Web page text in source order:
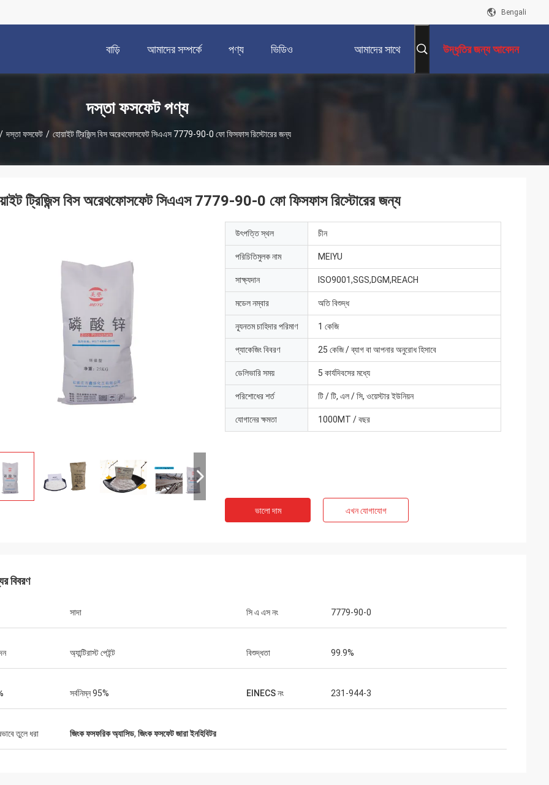
Bengali
বাড়ি আমাদের সম্পর্কে পণ্য ভিডিও আমাদের সাথে উদ্ধৃতির জন্য আবেদন
দস্তা ফসফেট পণ্য
/ দস্তা ফসফেট / হোয়াইট ট্রিজিন্স বিস অরেথফোসফেট সিএএস 7779-90-0 ফো ফিসফাস রিস্টোরের জন্য
ট্রিজিন্স বিস অরেথফোসফেট সিএএস 7779-90-0 ফো ফিসফাস রিস্টোরের জন্য
উৎপত্তি স্থল চীন
পরিচিতিমুলক নাম MEIYU
সাক্ষ্যদান ISO9001,SGS,DGM,REACH
মডেল নম্বার অতি বিশুদ্ধ
ন্যূনতম চাহিদার পরিমাণ 1 কেজি
প্যাকেজিং বিবরণ 25 কেজি / ব্যাগ বা আপনার অনুরোধ হিসাবে
ডেলিভারি সময় 5 কার্যদিবসের মধ্যে
পরিশোধের শর্ত টি / টি, এল / সি, ওয়েস্টার ইউনিয়ন
যোগানের ক্ষমতা 1000MT / বছর
ভালো দাম এখন যোগাযোগ
বিবরণ
সাদা সি এ এস নং 7779-90-0
অ্যান্টিরাস্ট পেইন্ট বিশুদ্ধতা 99.9%
সর্বনিম্ন 95% EINECS নং 231-944-3
তুলে ধরা জিংক ফসফরিক অ্যাসিড, জিংক ফসফেট জারা ইনহিবিটর